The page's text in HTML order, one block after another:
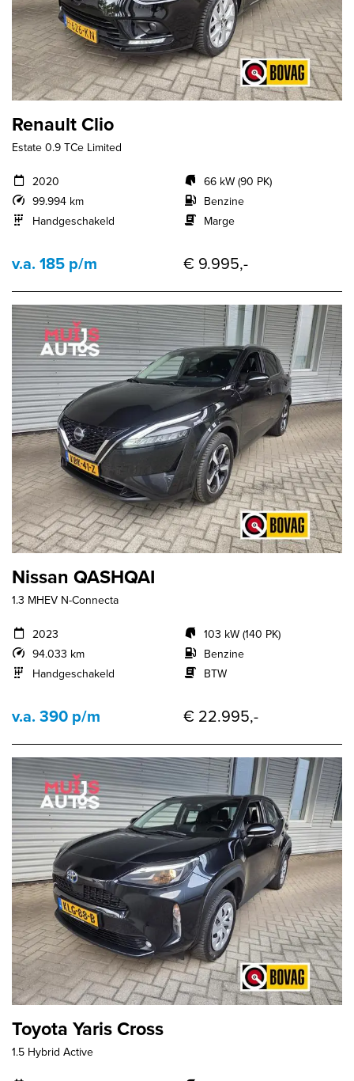
Renault Clio
Estate 0.9 TCe Limited
2020
99.994 km
Handgeschakeld
66 kW (90 PK)
Benzine
Marge
v.a. 185 p/m € 9.995,-
Nissan QASHQAI
1.3 MHEV N-Connecta
2023
94.033 km
Handgeschakeld
103 kW (140 PK)
Benzine
BTW
v.a. 390 p/m € 22.995,-
Toyota Yaris Cross
1.5 Hybrid Active